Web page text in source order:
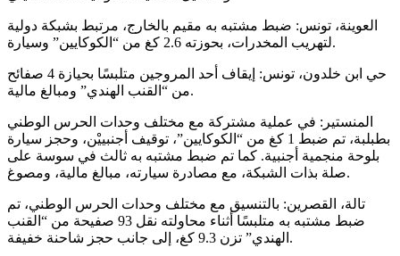
العوينة، تونس: ضبط مشتبه به مقيم بالخارج، مرتبط بشبكة دولية
لتهريب المخدرات، بحوزته 2.6 كغ من “الكوكايين” وسيارة.
حي ابن خلدون، تونس: إيقاف أحد المروجين متلبسًا بحيازة 4 صفائح
من “القنب الهندي” ومبالغ مالية.
المنستير: في عملية مشتركة مع مختلف وحدات الحرس الوطني
بطبلبة، تم ضبط 1 كغ من “الكوكايين”، توقيف أجنبييْن، وحجز سيارة
بلوحة منجمية أجنبية. كما تم ضبط مشتبه به ثالث في سوسة على
صلة بذات الشبكة، مع مصادرة سيارته، مبالغ مالية، ومصوغ.
تالة، القصرين: بالتنسيق مع مختلف وحدات الحرس الوطني، تم
ضبط مشتبه به متلبسًا أثناء محاولته نقل 93 صفيحة من “القنب
الهندي” تزن 9.3 كغ، إلى جانب حجز شاحنة خفيفة.